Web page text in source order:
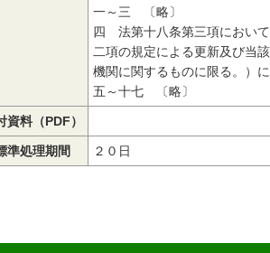
一～三 〔略〕
四 法第十八条第三項におい
二項の規定による更新及び当
機関に関するものに限る。）
五～十七 〔略〕
資料（PDF）
準処理期間 ２０日